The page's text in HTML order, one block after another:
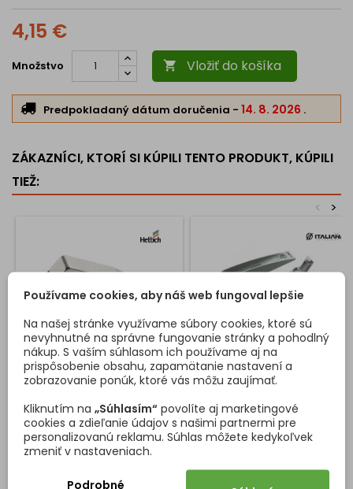
4,15 €
Množstvo  Vložiť do košíka
Predpokladaný dátum doručenia - 14. 8. 2026 .
ZÁKAZNÍCI, KTORÍ SI KÚPILI TENTO PRODUKT, KÚPILI
TIEŽ:
>
<
ZÁVES PRE BEZ ÚCHYTKOVÉ
OTVÁRANIE - BEZ TLMENIA
90° NA SLEPÝ UHOL SENSYS
W90
Špeciálny záves na uhlové
skrinky pre vytvorenie
90°uhla - pre dvierka do
je bez tlmenia a je určené na
PIEST S ADAPTÉROM K-
PUSH NA BEZ ÚCHYTKOVÉ
OTVÁRANIE - EXTRA SILNÝ
MAGNET / ŠEDÝ
Kvalitný piest s adaptérom na
otváranie dvierok bez
vďaka čomu vytlačí aj veľké
dvierka. Dĺžka vysunutia
Používame cookies, aby náš web fungoval lepšie
Na našej stránke využívame súbory cookies, ktoré sú
nevyhnutné na správne fungovanie stránky a pohodlný
nákup. S vaším súhlasom ich používame aj na
prispôsobenie obsahu, zapamätanie nastavení a
zobrazovanie ponúk, ktoré vás môžu zaujímať.
Kliknutím na „Súhlasím“ povolíte aj marketingové
cookies a zdieľanie údajov s našimi partnermi pre
personalizovanú reklamu. Súhlas môžete kedykoľvek
zmeniť v nastaveniach.
Podrobné